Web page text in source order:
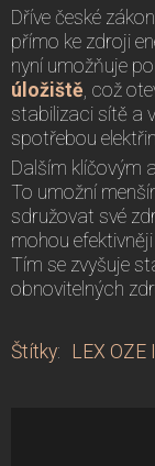
Dříve české
přímo ke zdroji
nyní umožňuje
úložiště , což
stabilizaci sítě a
spotřebou
Dalším klíčovým
To umožní
sdružovat své
mohou
Tím se zvyšuje
obnovitelných
Štítky: LEX OZE